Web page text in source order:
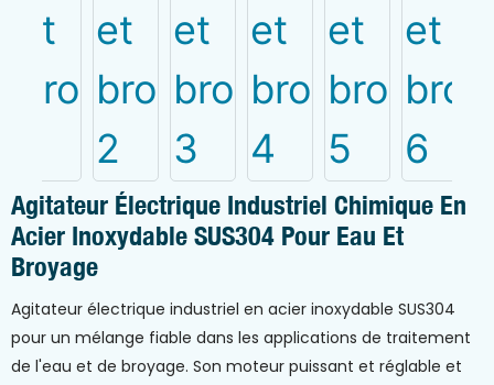
Agitateur Électrique Industriel Chimique En
Acier Inoxydable SUS304 Pour Eau Et
Broyage
Agitateur électrique industriel en acier inoxydable SUS304
pour un mélange fiable dans les applications de traitement
de l'eau et de broyage. Son moteur puissant et réglable et